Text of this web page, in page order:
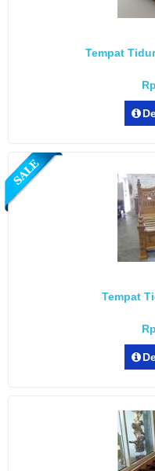
Tempat
Tempat